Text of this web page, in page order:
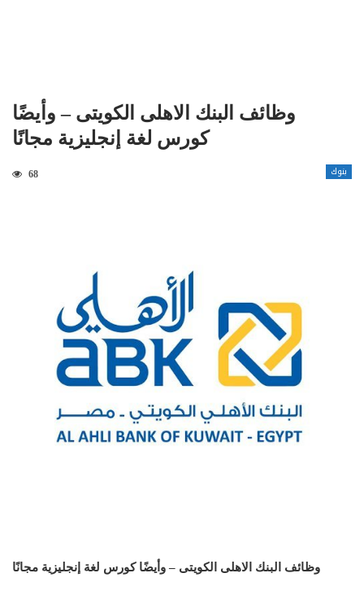
وظائف البنك الاهلى الكويتى – وأيضًا
كورس لغة إنجليزية مجانًا
بنوك 68
وظائف البنك الاهلى الكويتى – وأيضًا كورس لغة إنجليزية مجانًا